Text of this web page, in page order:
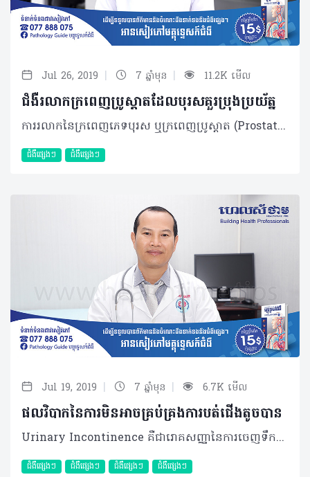
Jul 26, 2019 | 7 ឆ្នាំមុន | 11.2K មើល
ជំងឺរលាកក្រពេញប្រូស្តាតដែលបុរសគួរប្រុងប្រយ័ត្ន
ការរលាកនៃក្រពេញភេទបុរស ឬក្រពេញប្រូស្តាត (Prostatitis) គឺជាជំងឺស្រួចស្រាវទាមទារនូវការព្យាបាលឲ្យបានទាន់ពេលវេលា។ បច្ចុប្បន្នជំងឺនេះហាក់មានការកើនឡើងច្រើននៅប្រទេសកម្ពុជា និងត្រូវបានរកឃើញជាញឹកញាប់ក្នុងចំណោមយុវវ័យពិសេសអ្នកមានដៃគូរួមភេទតែវាមិនត្រូវបានចាត់ចូលជាជំងឺតពូជឡើយ។ អ្វីជាមូលហេតុនៃការរលាកក្រពេញប្រូស្តាត? ជាទូទៅ ជំងឺរលាកក្រពេញប្រូស្តាតបង្កដោយមេរោគប្រភេទបាក់តេរី ដែលភាគច្រើនគឺ E.coli និងចំនួនតិចតួចផ្សេងទៀតរួមមាន Chlamydia ជាដើម។ បាក់តេរីបង្កទាំងនេះអាចឆ្លងពីមនុស្សម្នាក់ទៅកាន់មនុស្សម្នាក់ទៀតតាមរយៈការរួមភេទដោយមិនបានការពារសម្រាប់អ្នកមានដៃគូរួមភេទច្រើន។ ចំណែកកត្តារួមផ្សំផ្សេងទៀតធ្វើឲ្យងាយកើតជំងឺនេះគឺដោយសារអ្នកជំងឺមានការរលាកពងស្វាស។ តើការរលាកនេះមានសញ្ញាសម្គាល់អ្វីខ្លះ? ក្នុងរយៈពេលពី ១សប្តាហ៍ ទៅ១០ថ្ងៃក្រោយបន្ទាប់ពីការឆ្លងមេរោគ ឬបន្ទាប់ពីរួមភេទដោយមិនបានការពារជាមួយអ្នកមានដៃគូរួមភេទច្រើន នោះអ្នកជំងឺអាចមានសញ្ញាក្តៅខ្លួន រងាញាក់ នោមញឹក-ក្តៅ-ក្រហាយ ទឹកនោមមានក្លិនស្អុយ ពណ៌ល្អក់ ពេលខ្លះ មានហូរខ្ទុះនៅចុងប្រដាប់ភេទ និងខ្លះទៀតមានឈាមនៅក្នុងទឹកកាម (ទឹកមេជីវិត) ដែលអ្នកជំងឺអាចសម្គាល់ឃើញនៅពេលរួមភេទ។ តើត្រូវធ្វើរោគវិនិច្ឆ័យរបៀបណា? បន្ទាប់ពីលេចចេញនូវរោគសញ្ញាមិនប្រក្រតីអ្នកជំងឺត្រូវធ្វើការណាត់ជួបជាមួយគ្រូពេទ្យជាបន្ទាន់។ ករណីនេះដែរអ្នកជំងឺនឹងតម្រូវឲ្យធ្វើការត្រួតពិនិត្យតាម ២របៀបរួមមាន៖ • ការពិនិត្យគ្លីនិក៖ គ្រូពេទ្យនឹងធ្វើការសិក្សាលើរោគសញ្ញារបស់អ្នកជំងឺដូចបានរៀបរាប់ខាងលើ និងពិនិត្យបន្ថែមដោយលូកស្ទាបក្រពេញប្រូស្តាតតាមទ្វារលាមកដើម្បីរកសញ្ញាណនៃការក្តៅ រីក និងឈឺចាប់។ • ការពិនិត្យអមគ្លីនិក៖ គ្រូពេទ្យនឹងយកទឹកនោមរបស់អ្នកជំងឺទៅពិនិត្យ ដើម្បីរកឲ្យឃើញថាមានមេរោគអ្វីខ្លះ បន្ទាប់មកយកទឹកនោមទៅបណ្តុះរកប្រភេទមេរោគបង្កជាក់លាក់ដើម្បីអាចប្រើប្រាស់ថ្នាំផ្សះឲ្យត្រូវនឹងប្រភេទមេរោគនោះ។ ម៉្យាងវិញទៀតអ្នកជំងឺអាចនឹងតម្រូវឲ្យថតអេកូសាស្ត្រករណីអ្នកជំងឺមានការបង្ករោគរហូតអាប់សែ ឬការកកខ្ទុះរួចទៅហើយ។ រលាកក្រពេញប្រូស្តាតត្រូវព្យាបាលដូចម្តេច? នៅពេលអ្នកជំងឺបានធ្វើរោគវិនិច្ឆ័យរកឃើញថាមានការរលាកក្រពេញប្រូស្តាត ឬក្រពេញភេទនេះ គ្រូពេទ្យនឹងធ្វើការព្យាបាលដោយផ្អែកលើស្ថានភាពដោយឡែកៗនៃអ្នកជំងឺនៅពេលជួបពេទ្យ៖ • ករណីគ្មានអាប់សែ៖ អ្នកជំងឺនឹងត្រូវព្យាបាលដោយប្រើថ្នាំចាក់ ៤៨ទៅ៧២ម៉ោង រួចបន្តប្រើថ្នាំផ្សះដោយលេបពី ២ទៅ៣សប្តាហ៍ ដោយមិនតម្រូវឲ្យសម្រាកពេទ្យនោះទេ។ • ករណីមានអាប់សែ៖ អ្នកជំងឺអាចនឹងត្រូវវះកាត់បង្ហូរខ្ទុះចេញ និងលាងសម្អាតឲ្យស្អាត រួមជាមួយការប្រើថ្នាំផ្សះក្នុងរយៈពេល ២ទៅ៣សប្តាហ៍ដោយឲ្យអ្នកជំងឺសម្រាកពេទ្យ។ គួរបញ្ជាក់ថា ការព្យាបាលនេះអាចនឹងតម្រូវឲ្យព្យាបាលទាំងអ្នកជំងឺ និងដៃគូរួមភេទរបស់អ្នកជំងឺផងដែរ ដើម្បីធានានូវការព្យាបាលឲ្យបានជាសះស្បើយ។ ករណីមិនបានព្យាបាលឲ្យទាន់ពេលវេលា អ្នកជំងឺនឹងបង្កជាការមានមេរោគក្នុងឈាមដែលបង្កើនការប្រឈមនឹងការរលាកខ្លាំងពេញខ្លួន និងប៉ះពាល់ដល់អាយុជីវិត។ តើអាចការពារពីការរលាកក្រពេញប្រូស្តាតបានដែរទេ? ជាការពិតណាស់ ដោយសារការរលាកក្រពេញប្រូស្តាតឆ្លងដោយសារការរួមភេទ ដូច្នេះអ្នកក៏អាចការពារខ្លួនបាន ដោយត្រូវការពារពីមូលហេតុនៃការឆ្លង៖ • ការពារបើមានដៃគូរួមភេទច្រើន ឬគួរមានដៃគូរួមភេទតែមួយ • ចៀសវាងការរួមភេទប្រសិនស្ត្រីធ្លាក់ស ឬមានបញ្ហារោគស្ត្រីផ្សេងទៀត។ ប្រសិនអ្នកមាននូវអាការៈមិនស្រួលលើបញ្ហាប្រព័ន្ធទឹកនោម ដូចជានោមញឹក ឈឺ ក្រហាយ មានខ្ទុះ ឬសញ្ញាសង្ស័យណាមួយ អ្នកត្រូវប្រឹក្សា និងពិនិត្យជាមួយគ្រូពេទ្យជំនាញដើម្បីទទួលបានការព្យាបាលមួយត្រឹមត្រូវ ប្រកបដោយប្រសិទ្ធភាព និងជាសះស្បើយ។ ចំពោះគ្រូពេទ្យ ឬអ្នកប្រកបវិជ្ជាជីវសុខាភិបាលគួរធ្វើការព្យាបាលស្របតាមបច្ចេកទេស និងការប្រើថ្នាំឲ្យបានត្រឹមត្រូវ។ បកស្រាយដោយ៖ វេជ្ជបណ្ឌិត ចាន់ ប៊ុនថា ឯកទេសផ្នែកវះកាត់ប្រព័ន្ធទឹកមូត្រ នៃមន្ទីរពេទ្យព្រះកុសុមៈ និងជាប្រធានមន្ទីរសម្រាកព្យាបាលអុិនដ្រា អត្ថបទ៖​ ដកស្រង់ចេញពីទស្សនាវដ្ដី ហេលស៍ថាម ប្រូ លេខ ៨១ ©2019 រក្សាសិទ្ធិគ្រប់យ៉ាង​ដោយ Healthtime Corporation ចំពោះគ្រប់អត្ថបទដោយគ្មានផ្នែកណាមួយត្រូវបោះពុម្ពផ្សាយចូលប្រព័ន្ធអុីនធឺណែតឧបករណ៍អេឡិចត្រូនិកអាត់ជាសំឡេងឬថតចំលងគ្រប់រូបភាពដោយគ្មានការអនុញ្ញាតឡើយ
ជំងឺផ្សេងៗ ជំងឺផ្សេងៗ
Jul 19, 2019 | 7 ឆ្នាំមុន | 6.7K មើល
ផលវិបាកនៃការមិនអាចគ្រប់គ្រងការបត់ជើងតូចបាន
Urinary Incontinence គឺជារោគសញ្ញានៃការចេញទឹកនោមដោយមិនដឹងខ្លួន ឬមិនអាចគ្រប់គ្រងការបត់ជើងតូចបាន។ យោងតាមទិន្នន័យនៅប្រទេសអភិវឌ្ឍមួយចំនួនបានបង្ហាញថា បញ្ហានេះតែងកើតលើស្ត្ រី២ដងច្រើនជាងបុរស។ ក្នុងស្ថិតិនោះ ២៥%-៣០%ជាស្ត្រីអាយុចន្លោះពី ៥០ឆ្នាំ-៦៥ឆ្នាំ ១០%ជាស្ត្រីមិនធ្លាប់បានសម្រាលកូន ឬមិនធ្លាប់មានផ្ទៃពោះ ១៥-២០%ជាស្ត្រីសម្រាលដោយការវះកាត់ និង២០-៣០%ជាស្ត្រីធ្លាប់ឆ្លងទន្លេ ឬមានកូនច្រើន។ មូលហេតុ និងកត្តាជំរុញ អាស្រ័យដោយទម្រង់រូបរាងនៃប្រព័ន្ធតម្រងនោមរបស់បុរស និងស្ត្រីមានលក្ខណៈខុសគ្នា ដូច្នេះវាអាចមានមូលហេតុផ្សេងគ្នា៖ • ស្ត្រី៖ ភាគច្រើនបណ្តាលមកពីការថយចុះនៃមុខងារ ឬដំណើរការសាច់ដុំបាតផ្នែកខាងក្រោមដែលភ្ជាប់ពីឆ្អឹងខាងលើមកឆ្អឹងកញ្ចូញគូទមានតួនាទីទប់ទឹកនោម-លាមក មិនឲ្យហូរចេញផ្តេសផ្តាស និងបញ្ហាប្លោកនោមលៀនចេញមកក្រៅ • បុរស៖ កើតមានជាពិសេសចំពោះអ្នកដែលទើបតែវះកាត់ ឬកោសក្រពេញប្រូស្តាត។ ក្រៅពីនេះ លក្ខខណ្ឌខ្លះអាចជាកត្តាជំរុញផងដែរដូចជាអ្នកជំងឺទឹកនោមផ្អែម ស្លាប់មួយចំហៀងខ្លួន ឬពិការជើងទាំងពីរកម្រើកមិនរួច អ្នកជំងឺរលាកខួរឆ្អឹងខ្នង អ្នកជំងឺធ្លាក់ទឹកចិត្ត ស្ត្រីអស់រដូវ ស្ត្រីមានកូនច្រើន អ្នកមានកម្រិតអ័រម៉ូនអឺស្ត្រូហ្សែនថយចុះ អ្នកលើសទម្ងន់ ក្អករ៉ាំរ៉ៃ ករណីជនពិការដែលពិបាកក្នុងការដើរអ្នកឧស្សាហ៍ទល់លាមក អ្នកញៀនស្រា ឬញៀនបារី អ្នកប្រើថ្នាំមួយចំនួន (ថ្នាំបំបាត់ការធ្លាក់ទឹកចិត្ត ថ្នាំបន្ថយការកន្ត្រាក់សាច់ដុំ ថ្នាំសរសៃប្រសាទ)។ សញ្ញាសម្គាល់ អ្នកជំងឺអាចដឹងដោយខ្លួនឯងថាមិនអាចគ្រប់គ្រងការបត់ជើងតូចបាន ឬទឹកនោមចេញមកដោយឯងៗអាស្រ័យនឹងប្រភេទនៃ Urinary Incontinence ខាងក្រោម៖ • Stress Incontinence៖ ការចេញទឹកនោមដោយឯងៗនៅពេលមានចលនាដូចជាសើច ក្អក កណ្តាស់ ហាត់កីឡា ឬធ្វើការងារធ្ងន់ៗដោយសារមានការកើនឡើងនូវសម្ពាធក្នុងពោះ សង្កត់ និងរុញទឹកនោមឲ្យចេញមកដោយខ្លួនឯង • Urge Incontinence៖ ការចេញទឹកនោមបន្ទាន់ដោយមិនដឹងខ្លួន ដែលតែងកើតមានឡើងនៅពេលយប់ • Mixed Incontinence៖ ការចេញទឹកនោមទាំង ២ប្រភេទខាងលើកើតរួមគ្នាដោយអ្នកជំងឺស្រាប់តែឈឺបត់ជើងតូចភ្លាមៗ ហើយគាត់ក្អក ឬកណ្តាស់ក្នុងពេលនោះ ធ្វើឲ្យទឹកនោមចេញមកភ្លាមៗ។ ការវិនិច្ឆ័យបញ្ជាក់ ដំបូងគ្រូពេទ្យនឹងធ្វើការសាកសួរយ៉ាងលម្អិត និងក្បោះក្បាយអំពីប្រវត្តិរបស់អ្នកជំងឺ លើការមានផ្ទៃពោះការអស់រដូវ។ បើជាបុរសគ្រូពេទ្យនឹងសួរអំពីប្រវត្តិនៃការវះកាត់ក្រពេញប្រូស្តាត ឬការធ្លាប់មានរងរបួសផ្សេងៗ។ ក្រៅពីនេះ អ្នកជំងឺអាចនឹងត្រូវពិនិត្យគ្លីនិកបន្ថែមទៀតតាមរយៈ៖ • ការពិនិត្យដោយឈរ៖ អ្នកជំងឺតម្រូវឲ្យញ៉ាំទឹកដើម្បីមានទឹកនោមច្រើនបន្ទាប់មកឲ្យគាត់ប្រឹងក្អក ពេលនោះអ្នកជំងឺនឹងលេចចេញទឹកនោមមកជាមួយដែរ។ • ការពិនិត្យដោយគេង៖ ដំបូងគ្រូពេទ្យនឹងបាញ់ទឹកចូលក្នុងប្លោកនោមពី២៥០ ទៅ៣០០សេសេ រួចដកចេញមកវិញដោយឲ្យអ្នកជំងឺប្រឹងទប់ ឬប្រឹងខ្ជឹប។ តេស្តពិសេសចំពោះស្ត្រីមួយគឺ ប្រើម្រាមដៃ ២លើកបង្ហួរនោម (បន្ទាប់ពីបាញ់ទឹកចូល ៣០០សេសេ)។ ករណីខ្លះអ្នកជំងឺអាចនឹងតម្រូវឲ្យធ្វើតេស្តបន្ថែមទៀតដោយយកសំឡីត្បារត្រចៀករុកចូលក្នុងបង្ហួរនោម និងតេស្តបញ្ជាក់ពីភាពខ្សោយ ដោយដាក់ម្រាមដៃ ២ចូលក្នុងទ្វារមាសហើយឲ្យអ្នកជំងឺខ្ជឹប។ លើសពីនេះអ្នកជំងឺនឹងតម្រូវឲ្យធ្វើតេស្តរកមើលការបង្ករោគនៅក្នុងទឹកនោម ការពិនិត្យអេកូសាស្ត្រដើម្បីរកសញ្ញាណមិនប្រក្រតីផ្សេងទៀតនិងការធ្វើរោគវិនិច្ឆ័យពិសេសមួយទៀតហៅថា Balance urodynamics។ ម៉្យាងទៀត អ្នកជំងឺនឹងត្រូវបានណែនាំឲ្យកត់ត្រាបន្ថែមនូវពេលវេលា បរិមាណ ចំនួនដងក្នុងមួយថ្ងៃ និងលក្ខខណ្ឌណាមួយនៃការចេញទឹកនោមឯងៗរបស់គាត់ ដើម្បីអាចវាយតម្លៃការព្យាបាលនៅពេលអនាគត។ ការព្យាបាលសមស្រប ភាគច្រើននៃអ្នកជំងឺអាចទទួលបានការព្យាបាលជាសះស្បើយរហូតដល់ ៧០-៨០% ដែលការព្យាបាលត្រូវបានបែងចែកតាមកម្រិតរួមមាន៖ • ការព្យាបាលដោយមិនប្រើថ្នាំ ឬមិនវះ៖ អ្នកជំងឺនឹងត្រូវបានណែនាំឲ្យទទួលទានទឹកឲ្យបានច្រើន ២-៣លីត្រក្នុងមួយថ្ងៃ នៅពេលព្រឹក និងពេលថ្ងៃ ចៀសវាងការទទួលទានស្រា ឬគ្រឿងស្រវឹង និងហាមជក់បារី។ ករណីអ្នកជំងឺមាននូវកត្តាហានិភ័យរួមផ្សំណាមួយដូចខាងលើ គាត់ត្រូវធ្វើការព្យាបាល ឬកាត់បន្ថយកត្តាទាំងនោះដាច់ខាត។ • ការព្យាបាលដោយធ្វើឲ្យសាច់ដុំកម្រើកឡើងវិញ៖ អ្នកជំងឺត្រូវធ្វើលំហាត់ប្រាណ ឬយោគៈ និងអនុវត្តតិកនិក Rééducation vésicale រាល់ថ្ងៃ ដោយត្រូវគេងសន្ធឹងលើគ្រែ ដកដង្ហើមធម្មតាហើយប្រឹងខ្ជឹបសាច់ដុំដូចទប់បត់ជើងតូច និងបត់ជើងធំក្នុងរយៈពេល១០វិនាទី រួចរលាវិញ ១០វិនាទីទើបចាប់ផ្តើមខ្ជឹបម្តងទៀត រហូតបាន ១៥ដងក្នុង ១វគ្គ (១ថ្ងៃ៣វគ្គ ព្រឹក ថ្ងៃ និងល្ងាច)។ • ការព្យាបាលដោយប្រើថ្នាំ៖ ធ្វើឡើងក្នុងករណីវិធីសាស្ត្រខាងលើបរាជ័យដើម្បីកុំឲ្យប្លោកនោមកន្ត្រាក់ខ្លាំង ដោយប្រើថ្នាំប្រភេទ Anticholinergics តាមការណែនាំរបស់គ្រូពេទ្យអាស្រ័យលើស្ថានភាពជាក់ស្តែងរបស់អ្នកជំងឺ។ តិកនិកទំនើបមួយទៀតក្នុងប្រទេសជឿនលឿន គឺការចាក់ឆ្អឹងខ្នងដើម្បីឲ្យសាច់ដុំកន្ត្រាក់ឡើងវិញ។ • ដំណាក់កាលចុងក្រោយអ្នកជំងឺនឹងត្រូវធ្វើការវះកាត់ ប្រសិនបើការព្យាបាលខាងលើមិនទទួលបានជោគជ័យ ឬបរាជ័យ ដោយប្រើតិកនិក TVT (Tension-free Vaginal Tape), TOT (Transobturator Tape) និងSphincter artificial។ ផលវិបាក និងការការពារ ករណីអ្នកជំងឺមិនធ្វើការព្យាបាលទេនោះ ផលវិបាកដែលអាចកើតមានដូចជា រំខានរហូតទៅជាស្ត្រេស មិនហ៊ានចេញក្រៅ ឬចូលរួមក្នុងសង្គម ប៉ះពាល់ដល់ការងារ និងសកម្មភាពផ្លូវភេទរបស់គាត់។ បន្ថែមពីនេះ អ្នកជំងឺអាចមានការរលាក ឡើងក្រហម ដំបៅ រហូតមានការបង្ករោគពីបាក់តេរី និងអាចវិវឌ្ឍរហូតមានមេរោគក្នុងឈាមដែលប៉ះពាល់ដល់អាយុជីវិតទៀតផង។ ទោះជាយ៉ាងណាក៏ដោយ Urinary Incontinence អាចចៀសវាងដោយលុបបំបាត់កត្តាហានិភ័យទាំងឡាយដូចជា លើសទម្ងន់ ទល់លាមក ធ្វើការងារ ឬហាត់កីឡាធ្ងន់ៗ ពិសាបារី ទទួលទានកាហ្វេ ស្ត្រេស និងហាត់តិកនិក Rééducation vesical ករណីសង្ស័យ។ រោគសញ្ញានៃការមិនអាចគ្រប់គ្រងការបត់ជើងតូចផ្តល់នូវរំខានខ្លាំង ដូច្នេះអ្នកជំងឺគួរជួបប្រឹក្សាជាមួយគ្រូពេទ្យឯកទេសផ្នែកតម្រងនោមដើម្បីការពារនូវផលវិបាកនាពេលអនាគតដែលអាចនឹងកើតមាន។ បកស្រាយដោយ៖ វេជ្ជបណ្ឌិត ទូច រ៉ាណូ ឯកទេសផ្នែកមូត្រសាស្រ្តនៅមន្ទីរពេទ្យព្រះកុសុមៈ និងមន្ទីរសម្រាកព្យាបាលតម្រងនោមភ្នំពេញ អត្ថបទ៖​ ដកស្រង់ចេញពីទស្សនាវដ្ដី ហេលស៍ថាម ប្រូ លេខ ៨១ ©2019 រក្សាសិទ្ធិគ្រប់យ៉ាង​ដោយ Healthtime Corporation ចំពោះគ្រប់អត្ថបទដោយគ្មានផ្នែកណាមួយត្រូវបោះពុម្ពផ្សាយចូលប្រព័ន្ធអុីនធឺណែតឧបករណ៍អេឡិចត្រូនិកអាត់ជាសំឡេងឬថតចំលងគ្រប់រូបភាពដោយគ្មានការអនុញ្ញាតឡើយ
ជំងឺផ្សេងៗ ជំងឺផ្សេងៗ ជំងឺផ្សេងៗ ជំងឺផ្សេងៗ